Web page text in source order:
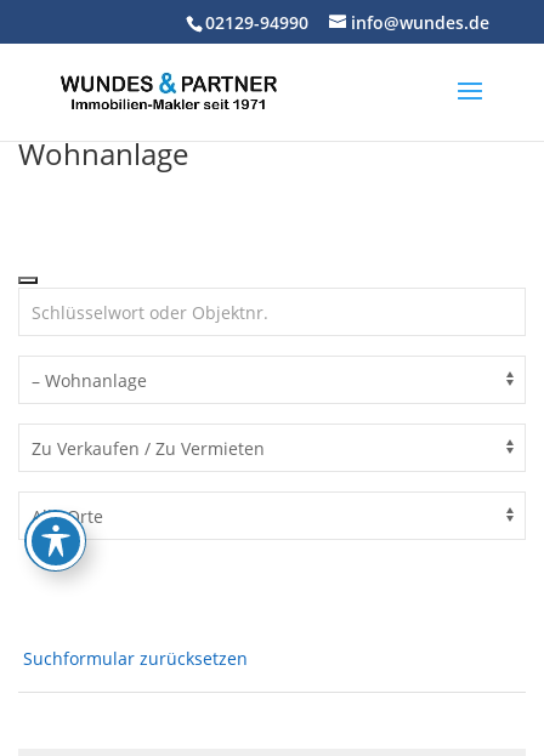
02129-94990 info@wundes.de
Wohnanlage
Suchformular zurücksetzen